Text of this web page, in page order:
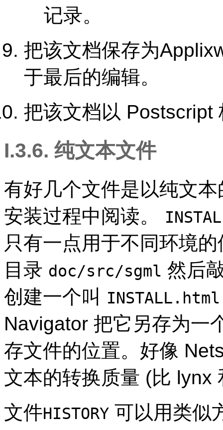
记录。
把该文档保存为
于最后的编辑。
把该文档以 Postscript
I.3.6. 纯文本文件
有好几个文件是以纯文
安装过程中阅读。
只有一点用于不同环境
目录 doc/src/sgml 然后
创建一个叫
INSTALL.html
Navigator 把它另存为一
存文件的位置。好像
文本的转换质量 (比 lynx
文件HISTORY 可以用类似